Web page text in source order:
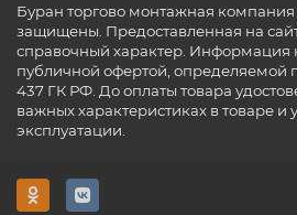
Буран торгово монтажная
защищены. Предоставленная на
справочный характер. Информация
публичной офертой, определяемой
437 ГК РФ. До оплаты товара
важных характеристиках в товаре и
эксплуатации.